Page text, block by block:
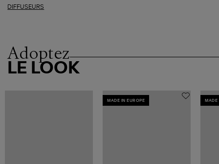
DIFFUSEURS
Adoptez
LE LOOK
MADE IN EUROPE MADE